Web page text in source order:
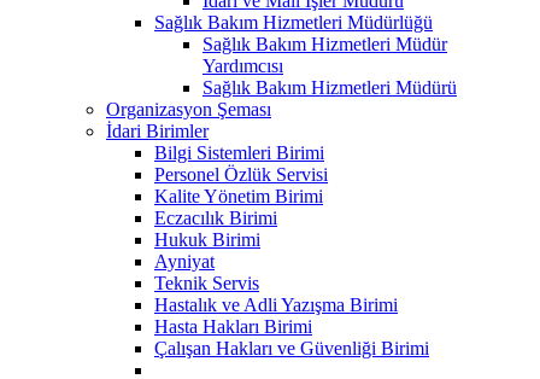
Sağlık Bakım Hizmetleri Müdürlüğü
Sağlık Bakım Hizmetleri Müdür
Yardımcısı
Sağlık Bakım Hizmetleri Müdürü
Organizasyon Şeması
İdari Birimler
Bilgi Sistemleri Birimi
Personel Özlük Servisi
Kalite Yönetim Birimi
Eczacılık Birimi
Hukuk Birimi
Ayniyat
Teknik Servis
Hastalık ve Adli Yazışma Birimi
Hasta Hakları Birimi
Çalışan Hakları ve Güvenliği Birimi